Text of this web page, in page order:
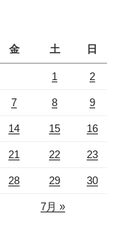
金 土 日
1 2
7 8 9
14 15 16
21 22 23
28 29 30
7月 »